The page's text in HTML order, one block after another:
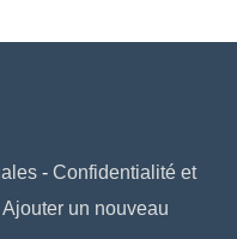
- Confidentialité et
Ajouter un nouveau